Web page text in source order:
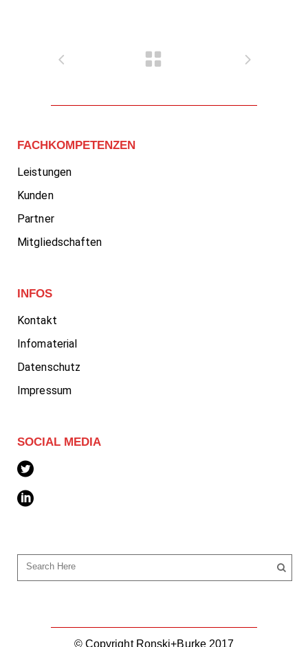
FACHKOMPETENZEN
Leistungen
Kunden
Partner
Mitgliedschaften
INFOS
Kontakt
Infomaterial
Datenschutz
Impressum
SOCIAL MEDIA
© Copyright Ronski+Burke 2017